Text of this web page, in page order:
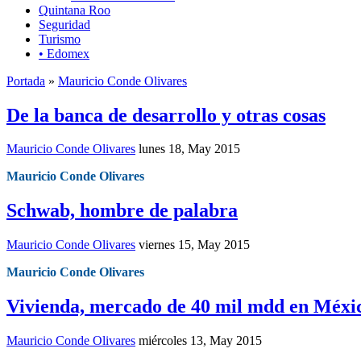
Quintana Roo
Seguridad
Turismo
• Edomex
Portada » Mauricio Conde Olivares
De la banca de desarrollo y otras cosas
Mauricio Conde Olivares lunes 18, May 2015
Mauricio Conde Olivares
Schwab, hombre de palabra
Mauricio Conde Olivares viernes 15, May 2015
Mauricio Conde Olivares
Vivienda, mercado de 40 mil mdd en
Mauricio Conde Olivares miércoles 13, May 2015